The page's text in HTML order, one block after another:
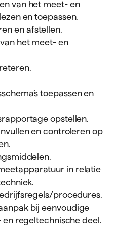
van het meet- en
en toepassen.
en afstellen.
het meet- en
toepassen en
opstellen.
en controleren op
in relatie
procedures.
bij eenvoudige
regeltechnische deel.